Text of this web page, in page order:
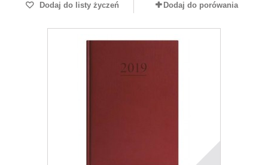
Dodaj do listy życzeń Dodaj do porówania